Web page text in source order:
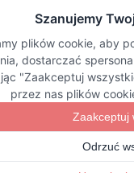
CORONA TERRACOTTA LYCRA - OPASKA DO WŁOSÓW USZTYWNIANA MARSZCZONA CEGLANA